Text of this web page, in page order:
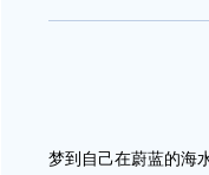
梦到自己在蔚蓝的海